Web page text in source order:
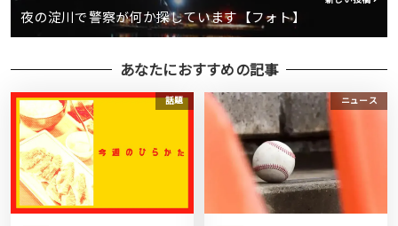
夜の淀川で警察が何か探しています【フォト】
あなたにおすすめの記事
話題 ニュース